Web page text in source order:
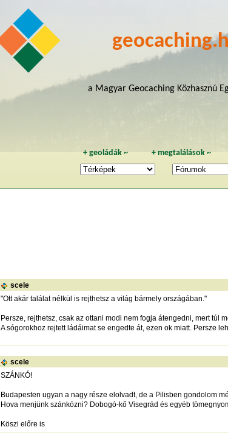
a Magyar Geocaching Közhasznú
+geoládák ~ + megtalálások~
scele
"Ott akár találat nélkül is rejthetsz a világ bármely országában."
Persze, rejthetsz, csak az ottani modi nem fogja átengedni, mert túl
A sógorokhoz rejtett ládáimat se engedte át, ezen ok miatt. Persze
scele
SZÁNKÓ!
Budapesten ugyan a nagy része elolvadt, de a Pilisben gondolom
Hova menjünk szánkózni? Dobogó-kő Visegrád és egyéb
Köszi előre is